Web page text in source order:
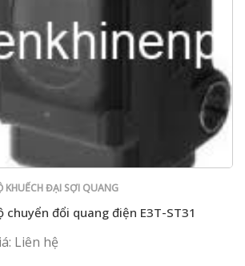
KHUẾCH ĐẠI SỢI QUANG
chuyển đổi quang điện E3T-ST31
Liên hệ